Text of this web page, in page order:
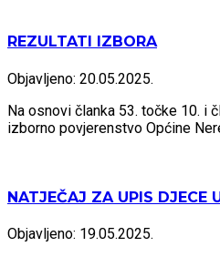
REZULTATI IZBORA
Objavljeno: 20.05.2025.
Na osnovi članka 53. točke 10. i
izborno povjerenstvo Općine
NATJEČAJ ZA UPIS DJECE
Objavljeno: 19.05.2025.